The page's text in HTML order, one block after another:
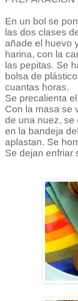
En un bol se
las dos clases
añade el huevo
harina, con la
las pepitas. Se
bolsa de
cuantas horas.
Se precalienta
Con la masa se
de una nuez, se
en la bandeja
aplastan. Se
Se dejan enfriar